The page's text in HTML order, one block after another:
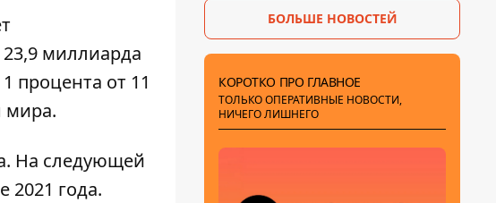
миллиарда
процента от 11
мира.
На следующей
2021 года.
БОЛЬШЕ НОВОСТЕЙ
КОРОТКО ПРО ГЛАВНОЕ
ТОЛЬКО ОПЕРАТИВНЫЕ НОВОСТИ,
НИЧЕГО ЛИШНЕГО